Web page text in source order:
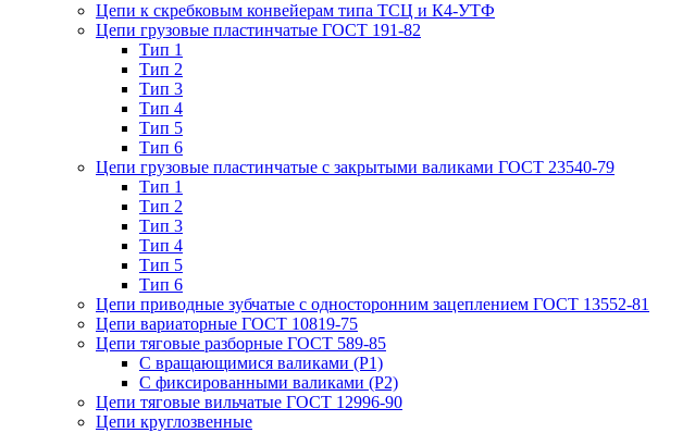
Цепи к скребковым конвейерам типа ТСЦ и К4-УТФ
Цепи грузовые пластинчатые ГОСТ 191-82
Тип 1
Тип 2
Тип 3
Тип 4
Тип 5
Тип 6
Цепи грузовые пластинчатые с закрытыми валиками ГОСТ 23540-79
Тип 1
Тип 2
Тип 3
Тип 4
Тип 5
Тип 6
Цепи приводные зубчатые с односторонним зацеплением ГОСТ 13552-81
Цепи вариаторные ГОСТ 10819-75
Цепи тяговые разборные ГОСТ 589-85
С вращающимися валиками (Р1)
С фиксированными валиками (Р2)
Цепи тяговые вильчатые ГОСТ 12996-90
Цепи круглозвенные